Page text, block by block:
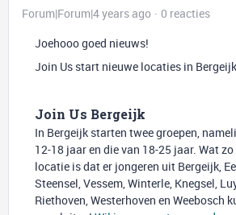
Forum|Forum|4 years ago
0 reacties
Joehooo goed nieuws!
Join Us start nieuwe locaties in
Join Us Bergeijk
In Bergeijk starten twee groepen,
12-18 jaar en die van 18-25 jaar. Wat
locatie is dat er jongeren uit Bergeijk,
Steensel, Vessem, Winterle, Knegsel,
Riethoven, Westerhoven en Weebosch